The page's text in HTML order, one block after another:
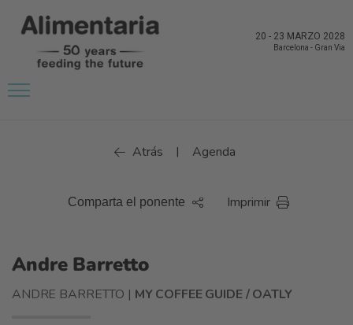
20 - 23 MARZO 2028
Barcelona - Gran Via
Atrás | Agenda
Comparta el ponente Imprimir
Andre Barretto
ANDRE BARRETTO | MY COFFEE GUIDE / OATLY